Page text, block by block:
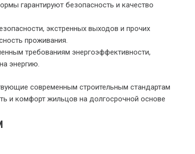
гарантируют безопасность и качество
экстренных выходов и прочих
проживания.
требованиям энергоэффективности,
энергию.
современным строительным стандартам
и комфорт жильцов на долгосрочной основе